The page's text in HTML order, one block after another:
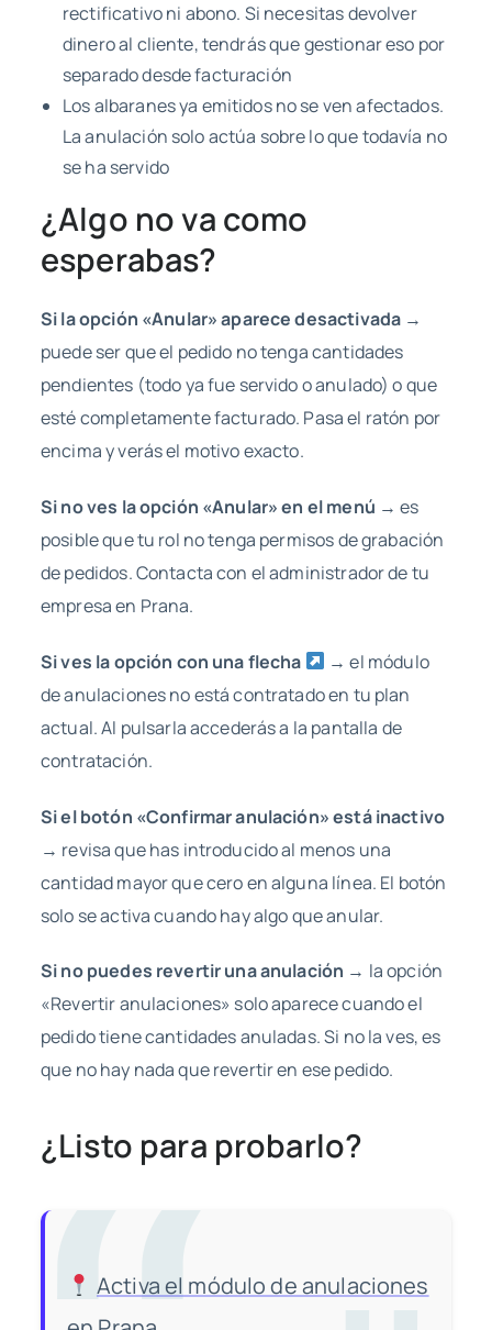
rectificativo ni abono. Si necesitas devolver
dinero al cliente, tendrás que gestionar eso por
separado desde facturación
Los albaranes ya emitidos no se ven afectados.
La anulación solo actúa sobre lo que todavía no
se ha servido
¿Algo no va como
esperabas?
Si la opción «Anular» aparece desactivada →
puede ser que el pedido no tenga cantidades
pendientes (todo ya fue servido o anulado) o que
esté completamente facturado. Pasa el ratón por
encima y verás el motivo exacto.
Si no ves la opción «Anular» en el menú → es
posible que tu rol no tenga permisos de grabación
de pedidos. Contacta con el administrador de tu
empresa en Prana.
Si ves la opción con una flecha
→ el módulo
de anulaciones no está contratado en tu plan
actual. Al pulsarla accederás a la pantalla de
contratación.
Si el botón «Confirmar anulación» está inactivo
→ revisa que has introducido al menos una
cantidad mayor que cero en alguna línea. El botón
solo se activa cuando hay algo que anular.
Si no puedes revertir una anulación → la opción
«Revertir anulaciones» solo aparece cuando el
pedido tiene cantidades anuladas. Si no la ves, es
que no hay nada que revertir en ese pedido.
¿Listo para probarlo?
Activa el módulo de anulaciones